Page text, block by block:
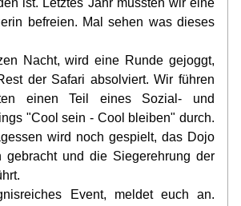
ist. Letztes Jahr mussten wir eine
befreien. Mal sehen was dieses
Nacht, wird eine Runde gejoggt,
der Safari absolviert. Wir führen
einen Teil eines Sozial- und
"Cool sein - Cool bleiben" durch.
wird noch gespielt, das Dojo
gebracht und die Siegerehrung der
Event, meldet euch an.